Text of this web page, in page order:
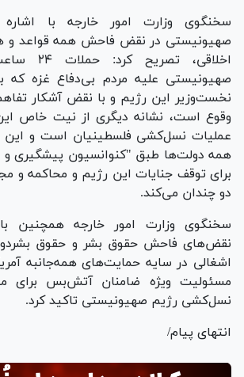
سخنگوی وزارت امور خارجه با
صهیونیستی در نقض فاحش همه قواعد و
اخلاقی،
صهیونیستی علیه مردم بی‌دفاع غزه که
نخست‌وزیر این رژیم و با نقض آشکار
وقوع است، نشانه دیگری از نیت خاص
عملیات نسل‌کشی فلسطینیان است و
همه دولت‌ها طبق "کنوانسیون پیشگیری
برای توقف جنایات این رژیم و محاکمه و
دو چندان می‌کند.
سخنگوی وزارت امور خارجه همچنین
نقض‌های فاحش حقوق بشر و حقوق
اشغالی در سایه حمایت‌های همه‌جانبه
مسئولیت ویژه ضامنان آتش‌بس برای
نسل‌کشی رژیم صهیونیستی تاکید کرد.
انتهای پیام/